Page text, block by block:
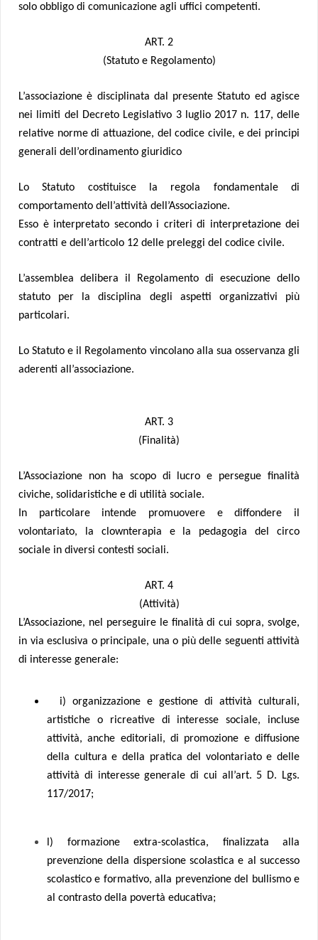
solo obbligo di comunicazione agli uffici competenti.
ART. 2
(Statuto e Regolamento)
L’associazione è disciplinata dal presente Statuto ed agisce
nei limiti del Decreto Legislativo 3 luglio 2017 n. 117, delle
relative norme di attuazione, del codice civile, e dei principi
generali dell’ordinamento giuridico
Lo Statuto costituisce la regola fondamentale di
comportamento dell’attività dell’Associazione.
Esso è interpretato secondo i criteri di interpretazione dei
contratti e dell’articolo 12 delle preleggi del codice civile.
L’assemblea delibera il Regolamento di esecuzione dello
statuto per la disciplina degli aspetti organizzativi più
particolari.
Lo Statuto e il Regolamento vincolano alla sua osservanza gli
aderenti all’associazione.
ART. 3
(Finalità)
L’Associazione non ha scopo di lucro e persegue finalità
civiche, solidaristiche e di utilità sociale.
In particolare intende promuovere e diffondere il
volontariato, la clownterapia e la pedagogia del circo
sociale in diversi contesti sociali.
ART. 4
(Attività)
L’Associazione, nel perseguire le finalità di cui sopra, svolge,
in via esclusiva o principale, una o più delle seguenti attività
di interesse generale:
i) organizzazione e gestione di attività culturali,
artistiche o ricreative di interesse sociale, incluse
attività, anche editoriali, di promozione e diffusione
della cultura e della pratica del volontariato e delle
attività di interesse generale di cui all’art. 5 D. Lgs.
117/2017;
l) formazione extra-scolastica, finalizzata alla
prevenzione della dispersione scolastica e al successo
scolastico e formativo, alla prevenzione del bullismo e
al contrasto della povertà educativa;